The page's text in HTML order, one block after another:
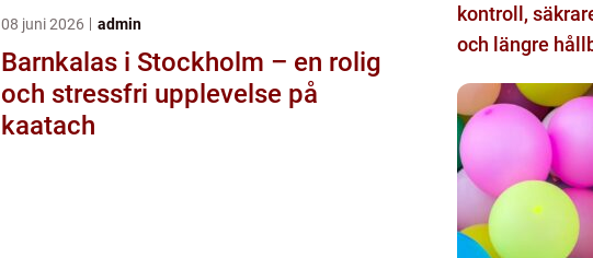
08 juni 2026 admin
Barnkalas i Stockholm – en rolig
och stressfri upplevelse på
kaatach
kontroll,
och längre